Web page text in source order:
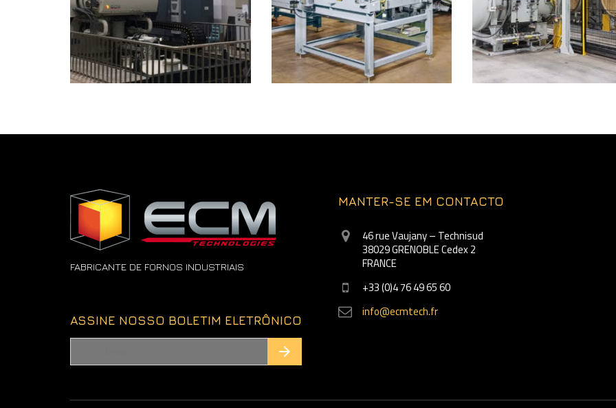
FABRICANTE DE FORNOS INDUSTRIAIS
ASSINE NOSSO BOLETIM ELETRÔNICO
MANTER-SE EM CONTACTO
46 rue Vaujany – Technisud
38029 GRENOBLE Cedex 2
FRANCE
+33 (0)4 76 49 65 60
info@ecmtech.fr